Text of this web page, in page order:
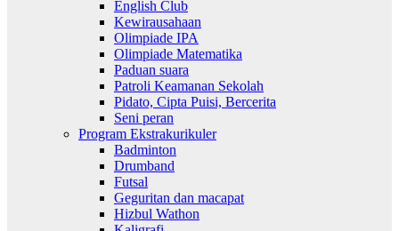
English Club
Kewirausahaan
Olimpiade IPA
Olimpiade Matematika
Paduan suara
Patroli Keamanan Sekolah
Pidato, Cipta Puisi, Bercerita
Seni peran
Program Ekstrakurikuler
Badminton
Drumband
Futsal
Geguritan dan macapat
Hizbul Wathon